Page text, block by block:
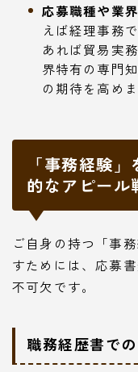
応募職種や業
えば経理事務
あれば貿易実
界特有の専門
の期待を高めま
「事務経験
的なアピール
ご自身の持つ「事
すためには、応募
不可欠です。
職務経歴書で